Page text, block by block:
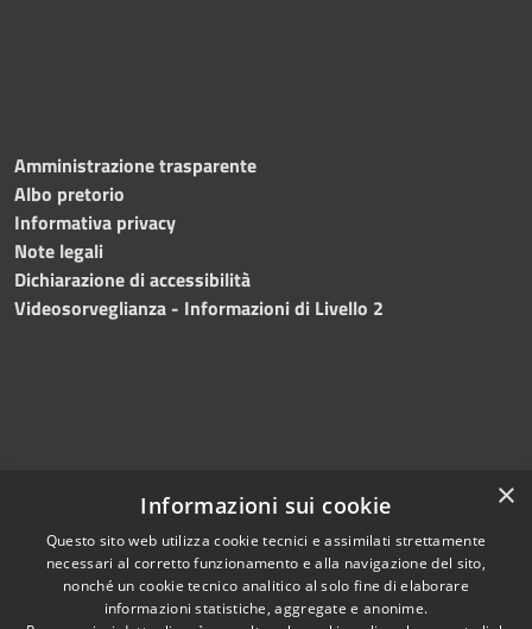
Amministrazione trasparente
Albo pretorio
Informativa privacy
Note legali
Dichiarazione di accessibilità
Videosorveglianza - Informazioni di Livello 2
Accessibilità
Copyright © 2024 •
Comune di Mazara del
×
Informazioni sui cookie
Questo sito web utilizza cookie tecnici e assimilati strettamente
necessari al corretto funzionamento e alla navigazione del sito,
nonché un cookie tecnico analitico al solo fine di elaborare
informazioni statistiche, aggregate e anonime.